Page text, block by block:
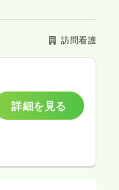
訪問看護
詳細を見る